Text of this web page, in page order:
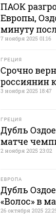
ПАОК
Европы,
минуту
7 ноября 2025 01:16
ГРЕЦИЯ
Срочно
россиянин
3 ноября 2025 18:47
ГРЕЦИЯ
Дубль
матче
2 ноября 2025 23:02
ЕВРОПА
Дубль
«Волос» в
26 октября 2025